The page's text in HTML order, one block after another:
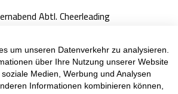
Abtl. Cheerleading
102 (04207 Leipzig)
um unseren Datenverkehr zu analysieren.
über Ihre Nutzung unserer Website
Medien, Werbung und Analysen
Informationen kombinieren können,